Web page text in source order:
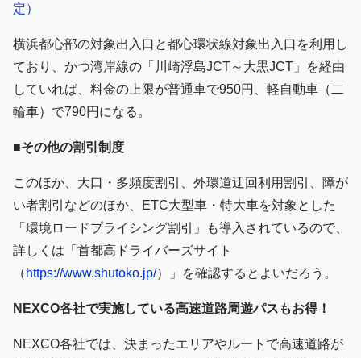
定）
横浜都心部の対象出入口と都心環状線対象出入口を利用し
ており、かつ湾岸線の「川崎浮島JCT～大黒JCT」を経由
していれば、料金の上限が普通車で950円、軽自動車（二
輪車）で790円になる。
■その他の割引制度
このほか、大口・多頻度割引、外環道迂回利用割引、障が
い者割引などのほか、ETC大型車・特大車を対象とした
「環境ロードプライシング割引」も導入されているので、
詳しくは「首都高ドライバーズサイト
（ https://www.shutoko.jp/）」を確認するとよいだろう。
NEXCO各社で実施している高速道路周遊パスもお得！
NEXCO各社では、決まったエリアやルートで高速道路が